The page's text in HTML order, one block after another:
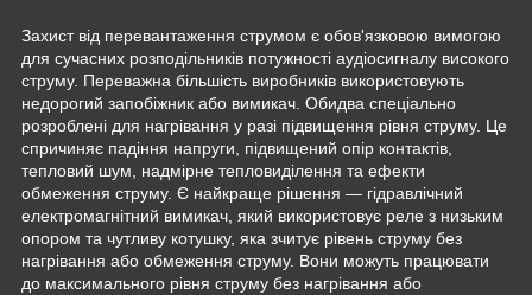
Захист від перевантаження струмом є обов'язковою вимогою
для сучасних розподільників потужності аудіосигналу високого
струму. Переважна більшість виробників використовують
недорогий запобіжник або вимикач. Обидва спеціально
розроблені для нагрівання у разі підвищення рівня струму. Це
спричиняє падіння напруги, підвищений опір контактів,
тепловий шум, надмірне тепловиділення та ефекти
обмеження струму. Є найкраще рішення — гідравлічний
електромагнітний вимикач, який використовує реле з низьким
опором та чутливу котушку, яка зчитує рівень струму без
нагрівання або обмеження струму. Вони можуть працювати
до максимального рівня струму без нагрівання або